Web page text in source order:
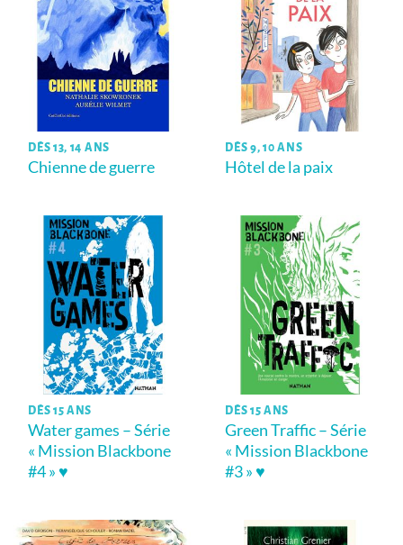
DÈS 13, 14 ANS
Chienne de guerre
DÈS 9, 10 ANS
Hôtel de la paix
DÈS 15 ANS
Water games – Série
« Mission Blackbone
#4 » ♥
DÈS 15 ANS
Green Traffic – Série
« Mission Blackbone
#3 » ♥